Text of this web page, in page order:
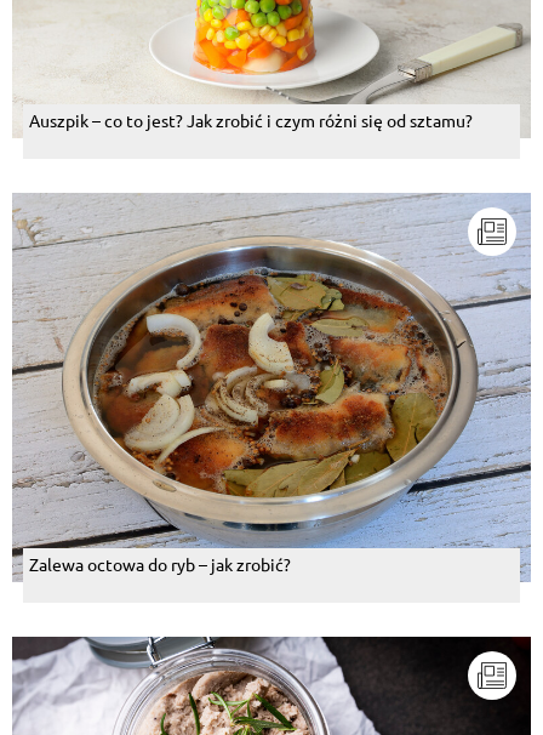
Auszpik – co to jest? Jak zrobić i czym różni się od sztamu?
Zalewa octowa do ryb – jak zrobić?